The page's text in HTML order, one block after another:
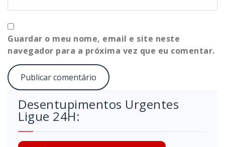
Guardar o meu nome, email e site neste
navegador para a próxima vez que eu comentar.
Desentupimentos Urgentes
Ligue 24H: